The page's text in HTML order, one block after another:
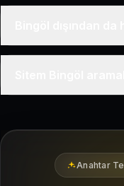
Bingöl bölgesindeki
Anahtar